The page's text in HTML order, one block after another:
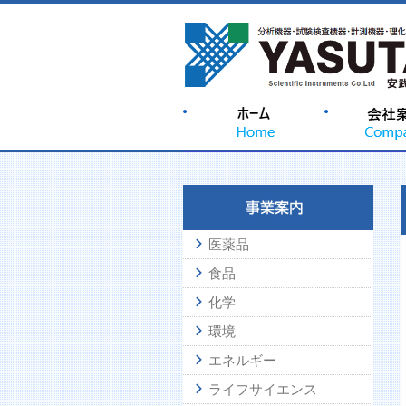
医薬品
食品
化学
環境
エネルギー
ライフサイエンス